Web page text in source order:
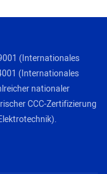
(Internationales
(Internationales
nationaler
CCC-Zertifizierung